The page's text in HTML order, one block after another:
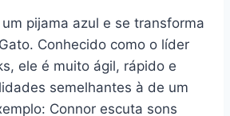
pijama azul e se transforma
Conhecido como o líder
ele é muito ágil, rápido e
semelhantes à de um
Connor escuta sons